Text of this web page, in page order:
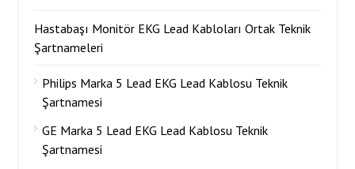
Hastabaşı Monitör EKG Lead Kabloları Ortak Teknik
Şartnameleri
Philips Marka 5 Lead EKG Lead Kablosu Teknik
Şartnamesi
GE Marka 5 Lead EKG Lead Kablosu Teknik
Şartnamesi